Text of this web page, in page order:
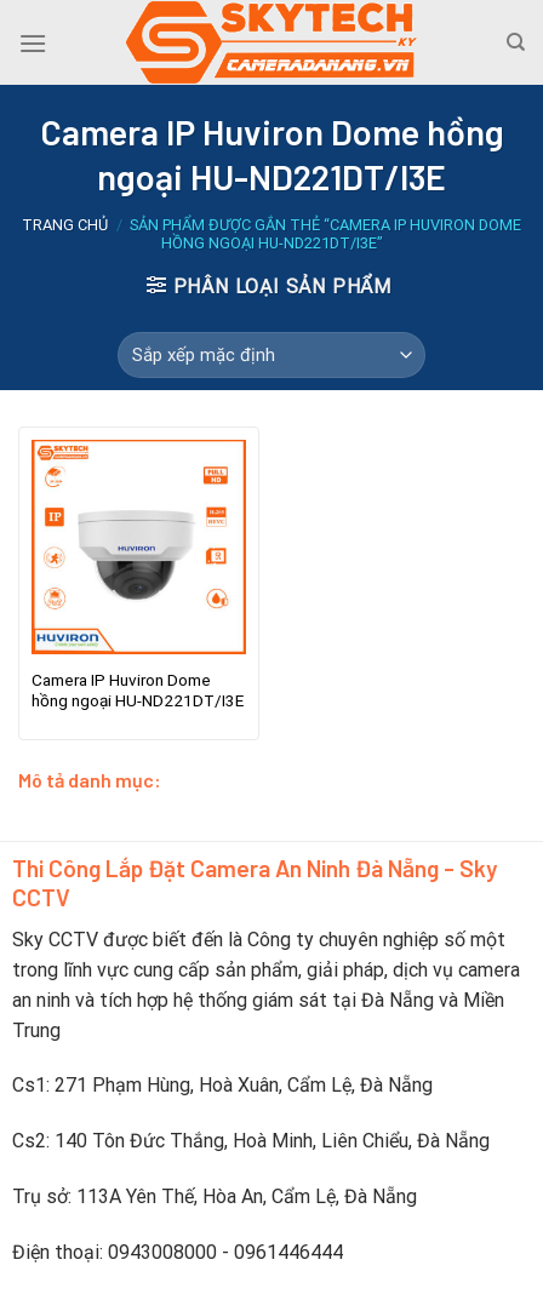
Camera IP Huviron Dome hồng
ngoại HU-ND221DT/I3E
TRANG CHỦ / SẢN PHẨM ĐƯỢC GẮN THẺ “CAMERA IP HUVIRON DOME
HỒNG NGOẠI HU-ND221DT/I3E”
PHÂN LOẠI SẢN PHẨM
Camera IP Huviron Dome
hồng ngoại HU-ND221DT/I3E
Mô tả danh mục:
Thi Công Lắp Đặt Camera An Ninh Đà Nẵng - Sky
CCTV
Sky CCTV được biết đến là Công ty chuyên nghiệp số một
trong lĩnh vực cung cấp sản phẩm, giải pháp, dịch vụ camera
an ninh và tích hợp hệ thống giám sát tại Đà Nẵng và Miền
Trung
Cs1: 271 Phạm Hùng, Hoà Xuân, Cẩm Lệ, Đà Nẵng
Cs2: 140 Tôn Đức Thắng, Hoà Minh, Liên Chiểu, Đà Nẵng
Trụ sở: 113A Yên Thế, Hòa An, Cẩm Lệ, Đà Nẵng
Điện thoại: 0943008000 - 0961446444